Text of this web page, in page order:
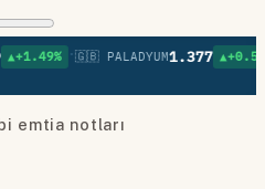
🇬🇧 PALADYUM1.377 ▲+0.57% • 🇬🇧
emtia notları